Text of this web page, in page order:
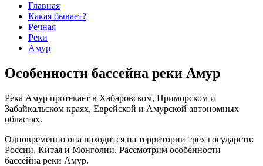
Главная
Какая бывает?
Речная
Реки
Амур
Особенности бассейна реки Амур
Река Амур протекает в Хабаровском, Приморском и
Забайкальском краях, Еврейской и Амурской автономных
областях.
Одновременно она находится на территории трёх государств:
России, Китая и Монголии. Рассмотрим особенности
бассейна реки Амур.